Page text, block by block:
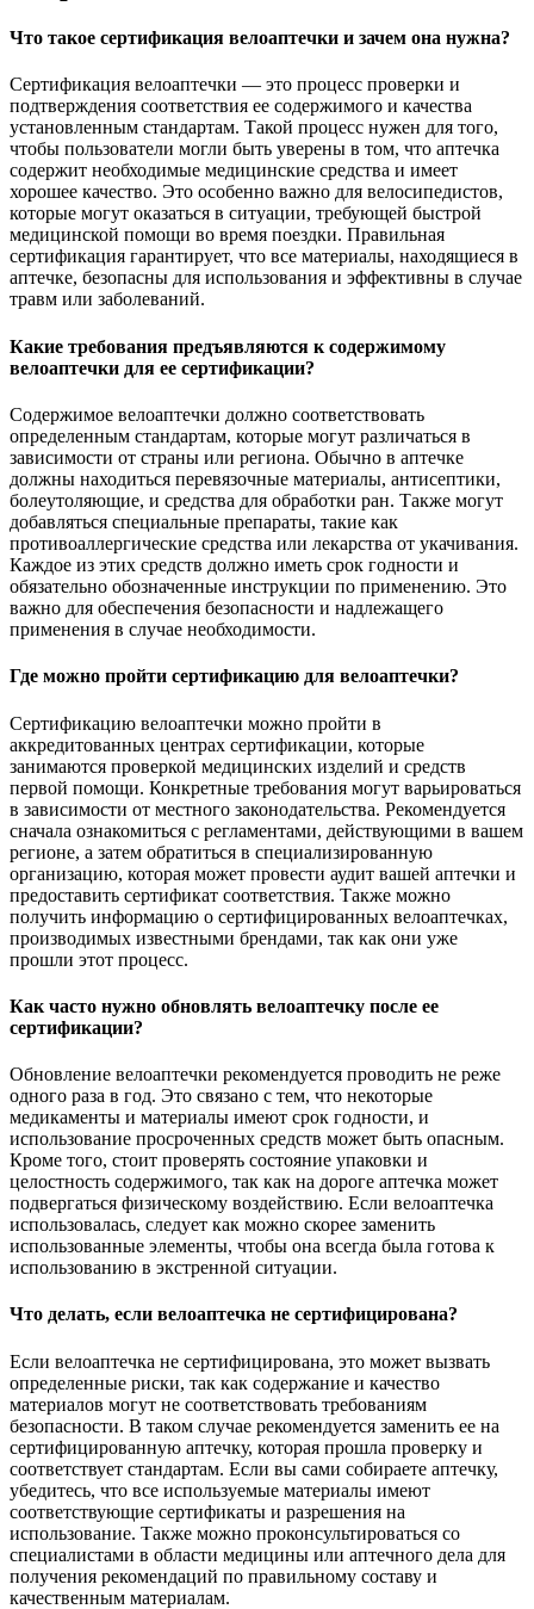
Что такое сертификация велоаптечки и зачем она нужна?
Сертификация велоаптечки — это процесс проверки и
подтверждения соответствия ее содержимого и качества
установленным стандартам. Такой процесс нужен для того,
чтобы пользователи могли быть уверены в том, что аптечка
содержит необходимые медицинские средства и имеет
хорошее качество. Это особенно важно для велосипедистов,
которые могут оказаться в ситуации, требующей быстрой
медицинской помощи во время поездки. Правильная
сертификация гарантирует, что все материалы, находящиеся в
аптечке, безопасны для использования и эффективны в случае
травм или заболеваний.
Какие требования предъявляются к содержимому
велоаптечки для ее сертификации?
Содержимое велоаптечки должно соответствовать
определенным стандартам, которые могут различаться в
зависимости от страны или региона. Обычно в аптечке
должны находиться перевязочные материалы, антисептики,
болеутоляющие, и средства для обработки ран. Также могут
добавляться специальные препараты, такие как
противоаллергические средства или лекарства от укачивания.
Каждое из этих средств должно иметь срок годности и
обязательно обозначенные инструкции по применению. Это
важно для обеспечения безопасности и надлежащего
применения в случае необходимости.
Где можно пройти сертификацию для велоаптечки?
Сертификацию велоаптечки можно пройти в
аккредитованных центрах сертификации, которые
занимаются проверкой медицинских изделий и средств
первой помощи. Конкретные требования могут варьироваться
в зависимости от местного законодательства. Рекомендуется
сначала ознакомиться с регламентами, действующими в вашем
регионе, а затем обратиться в специализированную
организацию, которая может провести аудит вашей аптечки и
предоставить сертификат соответствия. Также можно
получить информацию о сертифицированных велоаптечках,
производимых известными брендами, так как они уже
прошли этот процесс.
Как часто нужно обновлять велоаптечку после ее
сертификации?
Обновление велоаптечки рекомендуется проводить не реже
одного раза в год. Это связано с тем, что некоторые
медикаменты и материалы имеют срок годности, и
использование просроченных средств может быть опасным.
Кроме того, стоит проверять состояние упаковки и
целостность содержимого, так как на дороге аптечка может
подвергаться физическому воздействию. Если велоаптечка
использовалась, следует как можно скорее заменить
использованные элементы, чтобы она всегда была готова к
использованию в экстренной ситуации.
Что делать, если велоаптечка не сертифицирована?
Если велоаптечка не сертифицирована, это может вызвать
определенные риски, так как содержание и качество
материалов могут не соответствовать требованиям
безопасности. В таком случае рекомендуется заменить ее на
сертифицированную аптечку, которая прошла проверку и
соответствует стандартам. Если вы сами собираете аптечку,
убедитесь, что все используемые материалы имеют
соответствующие сертификаты и разрешения на
использование. Также можно проконсультироваться со
специалистами в области медицины или аптечного дела для
получения рекомендаций по правильному составу и
качественным материалам.